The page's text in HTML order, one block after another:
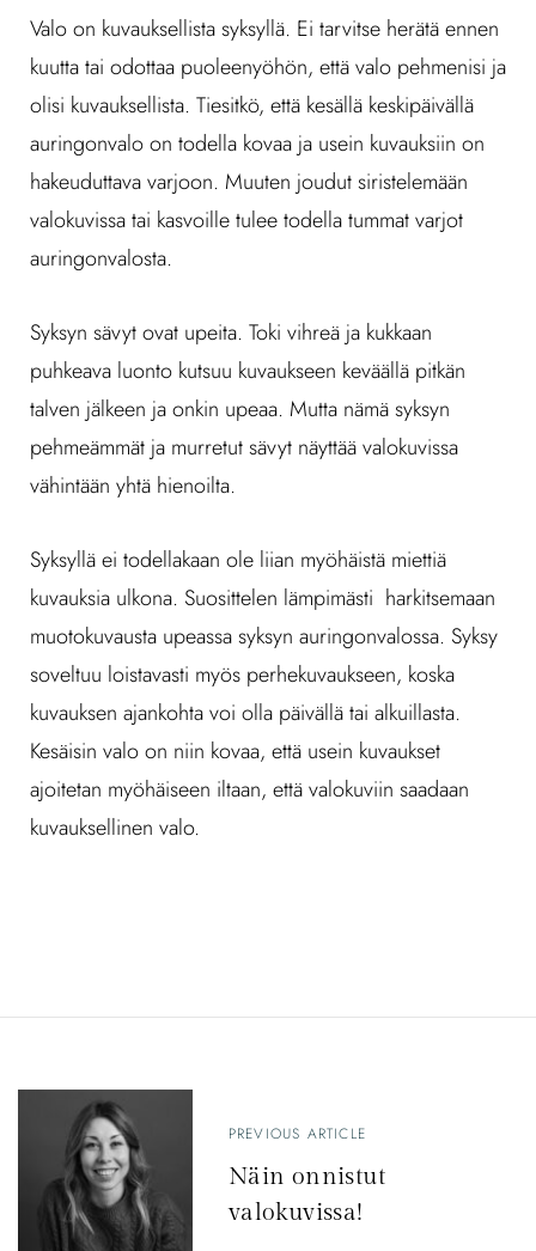
Valo on kuvauksellista syksyllä. Ei tarvitse herätä ennen
kuutta tai odottaa puoleenyöhön, että valo pehmenisi ja
olisi kuvauksellista. Tiesitkö, että kesällä keskipäivällä
auringonvalo on todella kovaa ja usein kuvauksiin on
hakeuduttava varjoon. Muuten joudut siristelemään
valokuvissa tai kasvoille tulee todella tummat varjot
auringonvalosta.
Syksyn sävyt ovat upeita. Toki vihreä ja kukkaan
puhkeava luonto kutsuu kuvaukseen keväällä pitkän
talven jälkeen ja onkin upeaa. Mutta nämä syksyn
pehmeämmät ja murretut sävyt näyttää valokuvissa
vähintään yhtä hienoilta.
Syksyllä ei todellakaan ole liian myöhäistä miettiä
kuvauksia ulkona. Suosittelen lämpimästi harkitsemaan
muotokuvausta upeassa syksyn auringonvalossa. Syksy
soveltuu loistavasti myös perhekuvaukseen, koska
kuvauksen ajankohta voi olla päivällä tai alkuillasta.
Kesäisin valo on niin kovaa, että usein kuvaukset
ajoitetan myöhäiseen iltaan, että valokuviin saadaan
kuvauksellinen valo.
PREVIOUS ARTICLE
Näin onnistut
valokuvissa!